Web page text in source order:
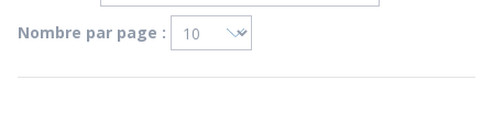
Nombre par page :